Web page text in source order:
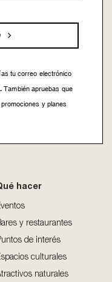
tu correo electrónico
También apruebas que
y planes
hacer
y restaurantes
de interés
culturales
naturales